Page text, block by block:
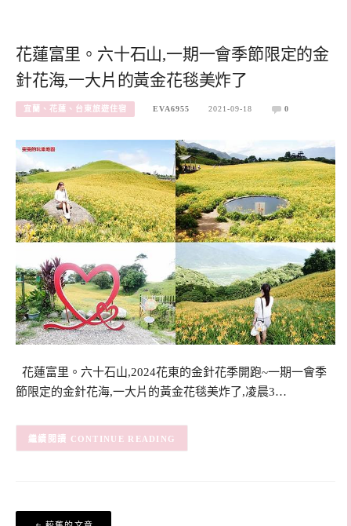
花蓮富里。六十石山,一期一會季節限定的金
針花海,一大片的黃金花毯美炸了
宜蘭、花蓮、台東旅遊住宿 EVA6955 2021-09-18 0
花蓮富里。六十石山,2024花東的金針花季開跑~一期一會季
節限定的金針花海,一大片的黃金花毯美炸了,凌晨3…
CONTINUE READING
文